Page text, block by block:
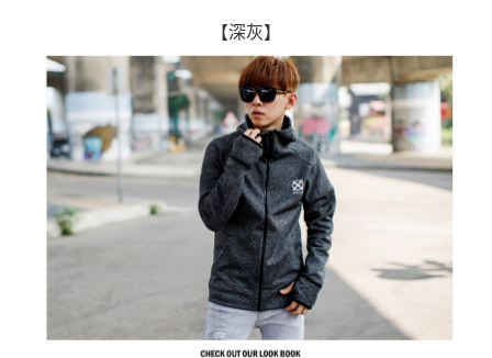
※ 交易是否成功請以「AFTEE先享後付 」之結帳頁面顯示為準，若有關於
客戶支援中心」 https://netprotections.freshdesk.com/support/home
【注意事項】
１．透過由恩沛科技股份有限公司提供之「AFTEE先享後付」服務完成之交
易，需依本服務之必要範圍內提供個人資料，並將交易相關給付款項請求債
權轉讓予恩沛科技股份有限公司。
２．關於個人資料處理事宜，請瀏覽以下網址：
https://aftee.tw/terms/#terms3
３．未成年的使用者請事先徵得法定代理人或監護人之同意方可使用
「AFTEE先享後付」，若未經同意申辦者引起之損失，本公司不負相關責
４．使用「AFTEE先享後付」時，將依據個別帳號之用戶狀況，依本公司即
時審查核予不同之上限額度；若仍有額度不足之情形，本公司將視審查結果
５．嚴禁一人註冊多個帳號或使用他人資訊註冊。若發現惡意使用之情形，
每筆NT$80，滿NT$1,800(含以上)免運費
宅配
每筆NT$120，滿NT$3,000(含以上)免運費
【深灰】